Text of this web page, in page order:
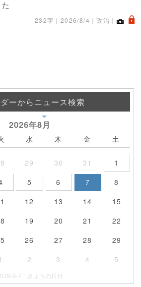
た
232字｜ 2026/8/4 ｜政治｜ .
ーからニュース検索
2026年8月
水 木 金 土
29 30 31
1
5 6 7
8
12 13 14
15
19 20 21
22
26 27 28
29
2 3 4 5
8-7 きょうの日付